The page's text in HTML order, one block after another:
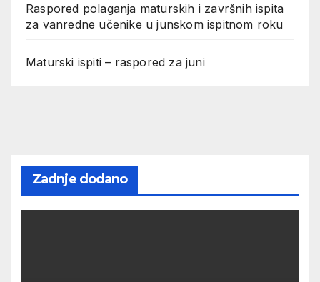
Raspored polaganja maturskih i završnih ispita
za vanredne učenike u junskom ispitnom roku
Maturski ispiti – raspored za juni
Zadnje dodano